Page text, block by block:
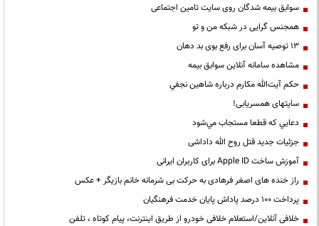
سوابق بیمه شدگان روی سایت تامین اجتماعی
همجنس گرایی در شبکه من و تو
13 توصیه آسان برای رفع بوی بد دهان
مشاهده سامانه آنلاين سوابق بیمه
حكم آيت‌الله مكارم درباره شاهين نجفي
سایتهای همسریابی!
دعايي كه قطعا مستجاب مي‌شود
جزئیات جدید قتل روح الله داداشی
آموزش ساخت Apple ID برای کاربران ایرانی
راز خنده های اصغر فرهادی به حرکت بی شرمانه خانم بازیگر + عکس
پرداخت ۱۰۰ درصد پاداش پایان خدمت فرهنگیان
خلافی آنلاین/استعلام خلافی خودرو از طریق اینترنت، پیام کوتاه ، تلفن